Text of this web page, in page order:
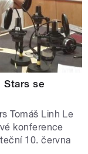
Stars se
Tomáš Linh Le
konference
10. června